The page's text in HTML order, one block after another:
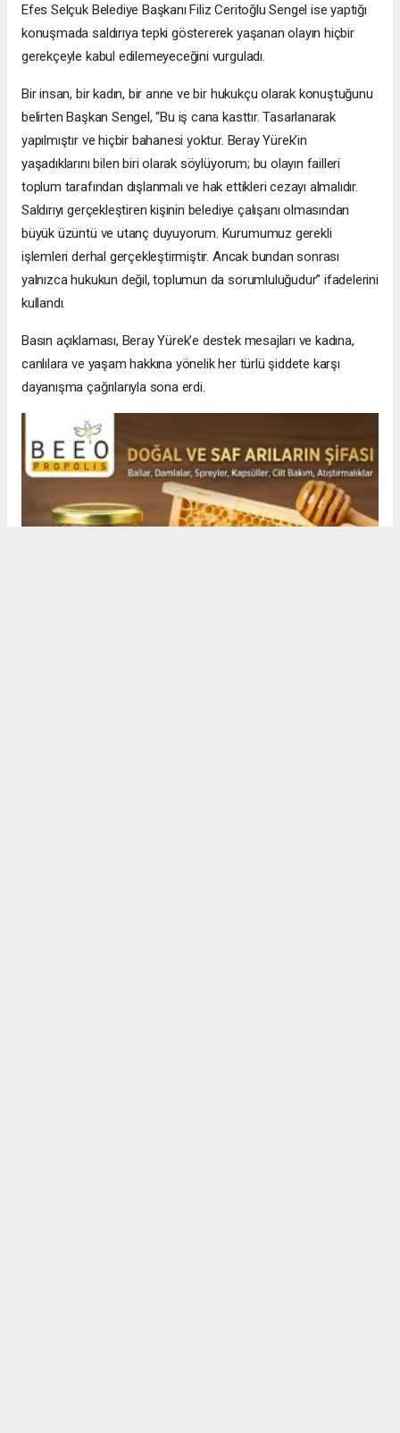
Efes Selçuk Belediye Başkanı Filiz Ceritoğlu Sengel ise yaptığı
konuşmada saldırıya tepki göstererek yaşanan olayın hiçbir
gerekçeyle kabul edilemeyeceğini vurguladı.
Bir insan, bir kadın, bir anne ve bir hukukçu olarak konuştuğunu
belirten Başkan Sengel, “Bu iş cana kasttır. Tasarlanarak
yapılmıştır ve hiçbir bahanesi yoktur. Beray Yürek’in
yaşadıklarını bilen biri olarak söylüyorum; bu olayın failleri
toplum tarafından dışlanmalı ve hak ettikleri cezayı almalıdır.
Saldırıyı gerçekleştiren kişinin belediye çalışanı olmasından
büyük üzüntü ve utanç duyuyorum. Kurumumuz gerekli
işlemleri derhal gerçekleştirmiştir. Ancak bundan sonrası
yalnızca hukukun değil, toplumun da sorumluluğudur” ifadelerini
kullandı.
Basın açıklaması, Beray Yürek’e destek mesajları ve kadına,
canlılara ve yaşam hakkına yönelik her türlü şiddete karşı
dayanışma çağrılarıyla sona erdi.